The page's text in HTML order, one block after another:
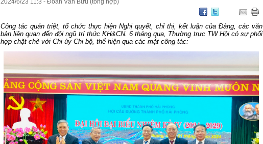
2024/6/23 11:3 - Đoàn Văn Bửu (tổng hợp)
Công tác quán triệt, tổ chức thực hiện Nghị quyết, chỉ thị, kết luận của Đảng, các văn
bản liên quan đến đội ngũ trí thức KH&CN. 6 tháng qua, Thường trực TW Hội có sự phối
hợp chặt chẽ với Chi ủy Chi bộ, thể hiện qua các mặt công tác: